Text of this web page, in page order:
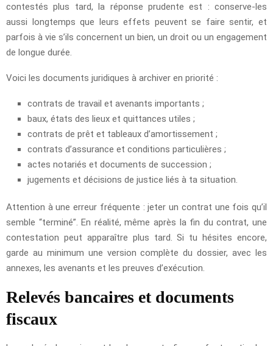
contestés plus tard, la réponse prudente est : conserve-les
aussi longtemps que leurs effets peuvent se faire sentir, et
parfois à vie s’ils concernent un bien, un droit ou un engagement
de longue durée.
Voici les documents juridiques à archiver en priorité :
contrats de travail et avenants importants ;
baux, états des lieux et quittances utiles ;
contrats de prêt et tableaux d’amortissement ;
contrats d’assurance et conditions particulières ;
actes notariés et documents de succession ;
jugements et décisions de justice liés à ta situation.
Attention à une erreur fréquente : jeter un contrat une fois qu’il
semble “terminé”. En réalité, même après la fin du contrat, une
contestation peut apparaître plus tard. Si tu hésites encore,
garde au minimum une version complète du dossier, avec les
annexes, les avenants et les preuves d’exécution.
Relevés bancaires et documents
fiscaux